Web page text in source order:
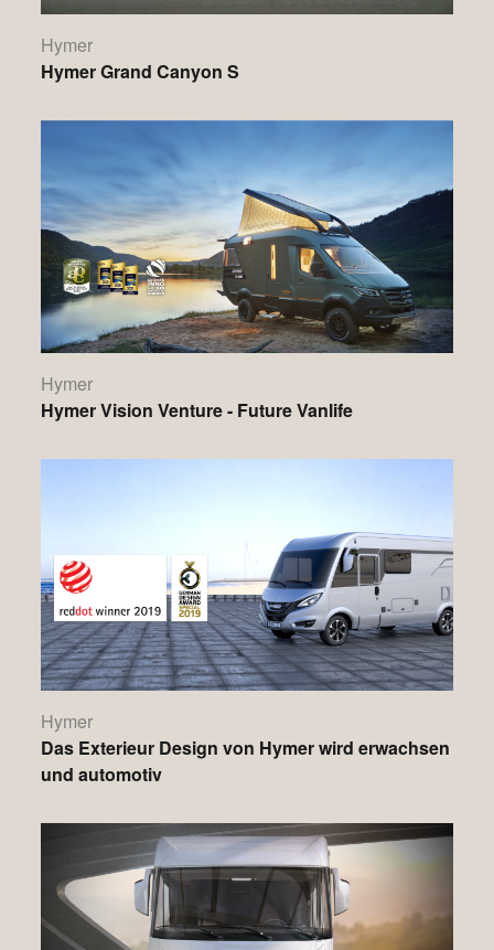
Hymer
Hymer Grand Canyon S
Hymer
Hymer Vision Venture - Future Vanlife
Hymer
Das Exterieur Design von Hymer wird erwachsen
und automotiv